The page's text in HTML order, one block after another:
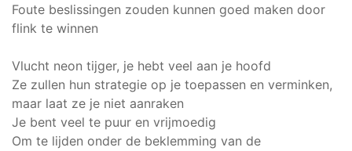
Foute beslissingen zouden kunnen goed maken door
flink te winnen
Vlucht neon tijger, je hebt veel aan je hoofd
Ze zullen hun strategie op je toepassen en verminken,
maar laat ze je niet aanraken
Je bent veel te puur en vrijmoedig
Om te lijden onder de beklemming van de